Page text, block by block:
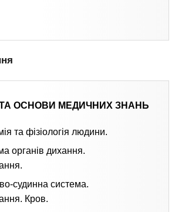
ОСНОВИ МЕДИЧНИХ ЗНАНЬ
та фізіологія людини.
органів дихання.
судинна система.
Кров.